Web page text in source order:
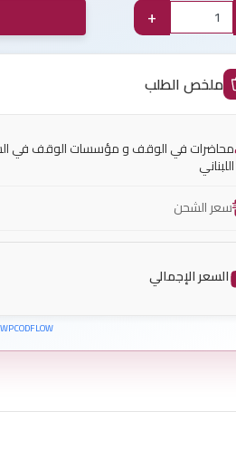
+
ملخص الطلب
محاضرات في الوقف و مؤسسات الوقف في
اللبناني
سعر الشحن
السعر الإجمالي